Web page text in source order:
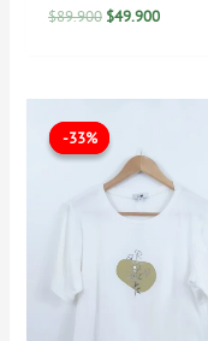
$89.900 $49.900
-33%
-33% precio
original
era:
$59.900.
es:
$39.900.